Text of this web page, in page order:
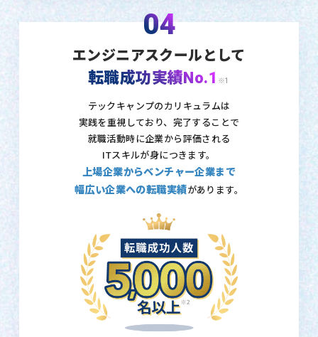
04
エンジニアスクールとして
転職成功実績No.1 ※1
テックキャンプのカリキュラムは
実践を重視しており、 完了することで
就職活動時に企業から評価される
ITスキルが身につきます。
上場企業からベンチャー企業まで
幅広い企業への転職実績があります。